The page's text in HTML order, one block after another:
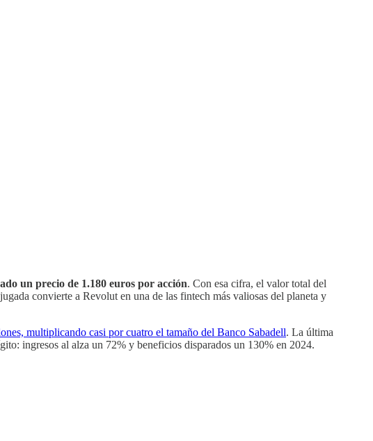
un precio de 1.180 euros por acción. Con esa cifra, el valor total del
convierte a Revolut en una de las fintech más valiosas del planeta y
multiplicando casi por cuatro el tamaño del Banco Sabadell. La última
ingresos al alza un 72% y beneficios disparados un 130% en 2024.